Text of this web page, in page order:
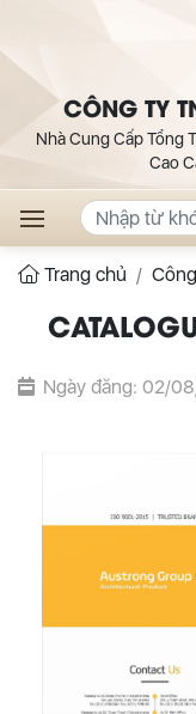
CÔNG TY
Nhà Cung Cấp Tổng
Cao
Trang chủ
Ngày đăng: 02/